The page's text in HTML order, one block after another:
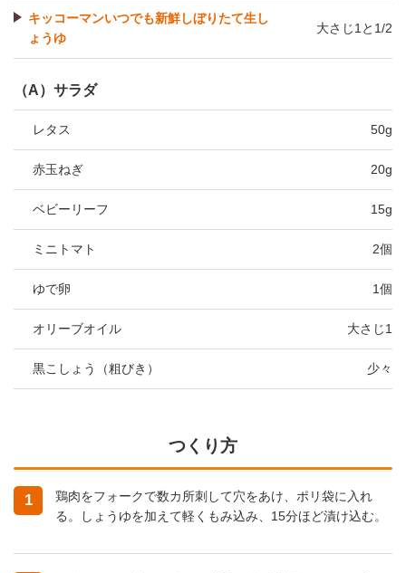
キッコーマンいつでも新鮮しぼりたて生し
ょうゆ
大さじ1と1/2
（A）サラダ
レタス 50g
赤玉ねぎ 20g
ベビーリーフ 15g
ミニトマト 2個
ゆで卵 1個
オリーブオイル 大さじ1
黒こしょう（粗びき） 少々
つくり方
1
鶏肉をフォークで数カ所刺して穴をあけ、ポリ袋に入れ
る。しょうゆを加えて軽くもみ込み、15分ほど漬け込む。